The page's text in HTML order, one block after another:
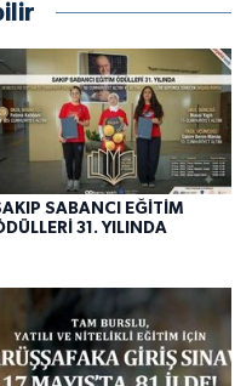
SABANCI EĞİTİM
31. YILINDA